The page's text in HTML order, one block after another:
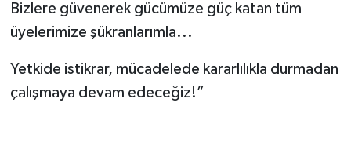
Bizlere güvenerek gücümüze güç katan tüm
üyelerimize şükranlarımla...
Yetkide istikrar, mücadelede kararlılıkla durmadan
çalışmaya devam edeceğiz!”